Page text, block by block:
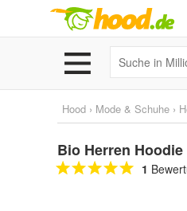
Hood › Mode & Schuhe ›
Bio Herren
1